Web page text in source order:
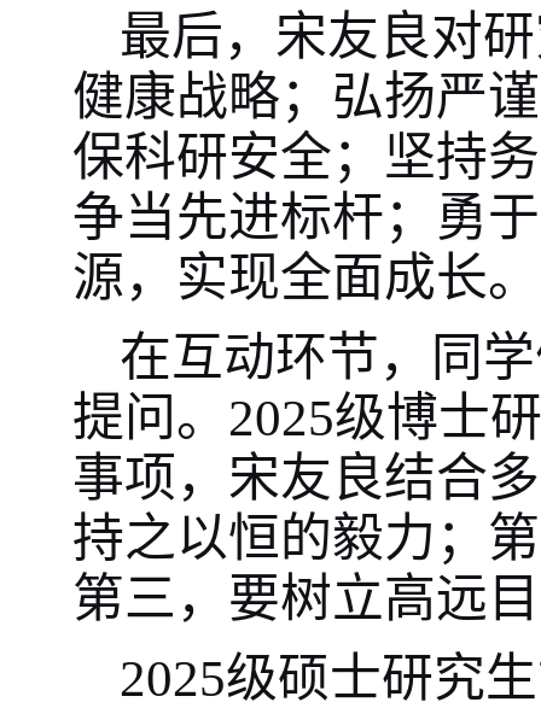
最后，宋友良对
健康战略；弘扬严
保科研安全；坚持
争当先进标杆；勇
源，实现全面成长。
在互动环节，同
提问。2025级博士
事项，宋友良结合
持之以恒的毅力；
第三，要树立高远
2025级硕士研究